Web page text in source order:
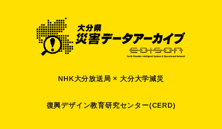
NHK大分放送局 × 大分大学減災
復興デザイン教育研究センター(CERD)